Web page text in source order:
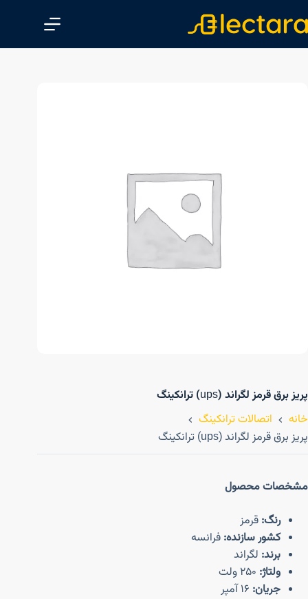
ش
پریز برق قرمز لگراند (ups) ترانکینگ
خانه
اتصالات ترانکینگ
پریز برق قرمز لگراند (ups) ترانکینگ
مشخصات محصول
رنگ: قرمز
کشور سازنده: فرانسه
برند: لگراند
ولتاژ:
جریان: